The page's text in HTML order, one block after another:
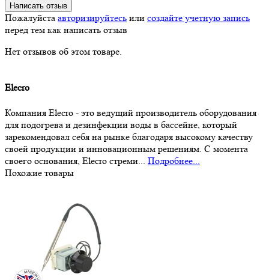
Написать отзыв
Пожалуйста авторизируйтесь или создайте учетную запись
перед тем как написать отзыв
Нет отзывов об этом товаре.
Elecro
Компания Elecro - это ведущий производитель оборудования
для подогрева и дезинфекции воды в бассейне, который
зарекомендовал себя на рынке благодаря высокому качеству
своей продукции и инновационным решениям. С момента
своего основания, Elecro стреми... Подробнее...
Похожие товары